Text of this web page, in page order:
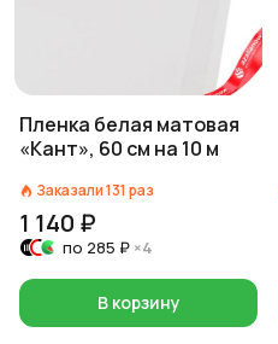
Пленка белая матовая
«Кант», 60 см на 10 м
Заказали131 раз
1 140 ₽
по 285 ₽ ×4
В корзину